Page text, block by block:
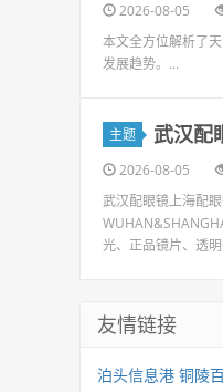
2026-08-05
本文全方位解析了
发展趋势。...
主题 武汉配
2026-08-05
武汉配眼镜上海配
光、正品镜片、透
友情链接
泊头信息港 铜陵